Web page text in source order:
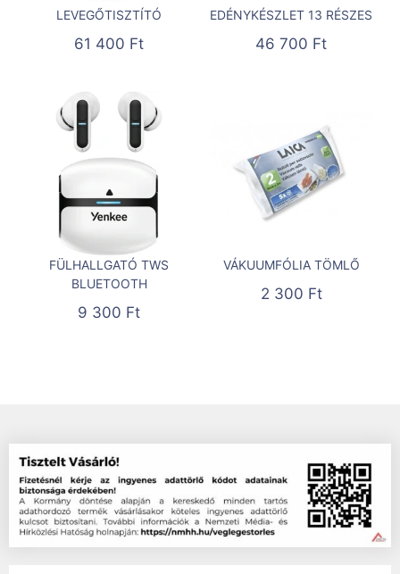
LEVEGŐTISZTÍTÓ
61 400 Ft
EDÉNYKÉSZLET 13 RÉSZES
46 700 Ft
FÜLHALLGATÓ TWS
BLUETOOTH
9 300 Ft
VÁKUUMFÓLIA TÖMLŐ
2 300 Ft